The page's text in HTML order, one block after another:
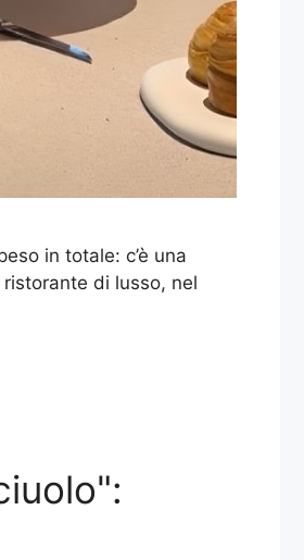
in totale: c’è una
di lusso, nel